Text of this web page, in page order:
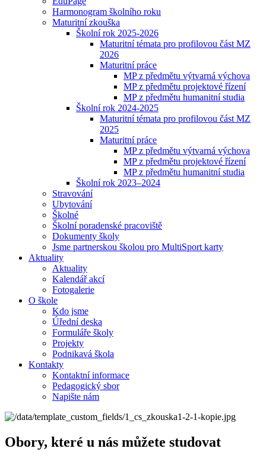
Harmonogram školního roku
Maturitní zkouška
Školní rok 2025-2026
Maturitní témata pro profilovou část MZ
2026
Maturitní práce
MP z předmětu výtvarná výchova
MP z předmětu projektové řízení
MP z předmětu humanitní studia
Školní rok 2024-2025
Maturitní témata pro profilovou část MZ
2025
Maturitní práce
MP z předmětu výtvarná výchova
MP z předmětu projektové řízení
MP z předmětu humanitní studia
Školní rok 2023–2024
Stravování
Ubytování
Školné
Školní poradenské pracoviště
Dokumenty školy
Jsme partnerskou školou pro MultiSport karty
Aktuality
Aktuality
Kalendář akcí
Fotogalerie
O škole
Kdo jsme
Úřední deska
Formuláře školy
Projekty
Podnikavá škola
Kontakty
Kontaktní informace
Pedagogický sbor
Napište nám
Obory, které u nás můžete studovat